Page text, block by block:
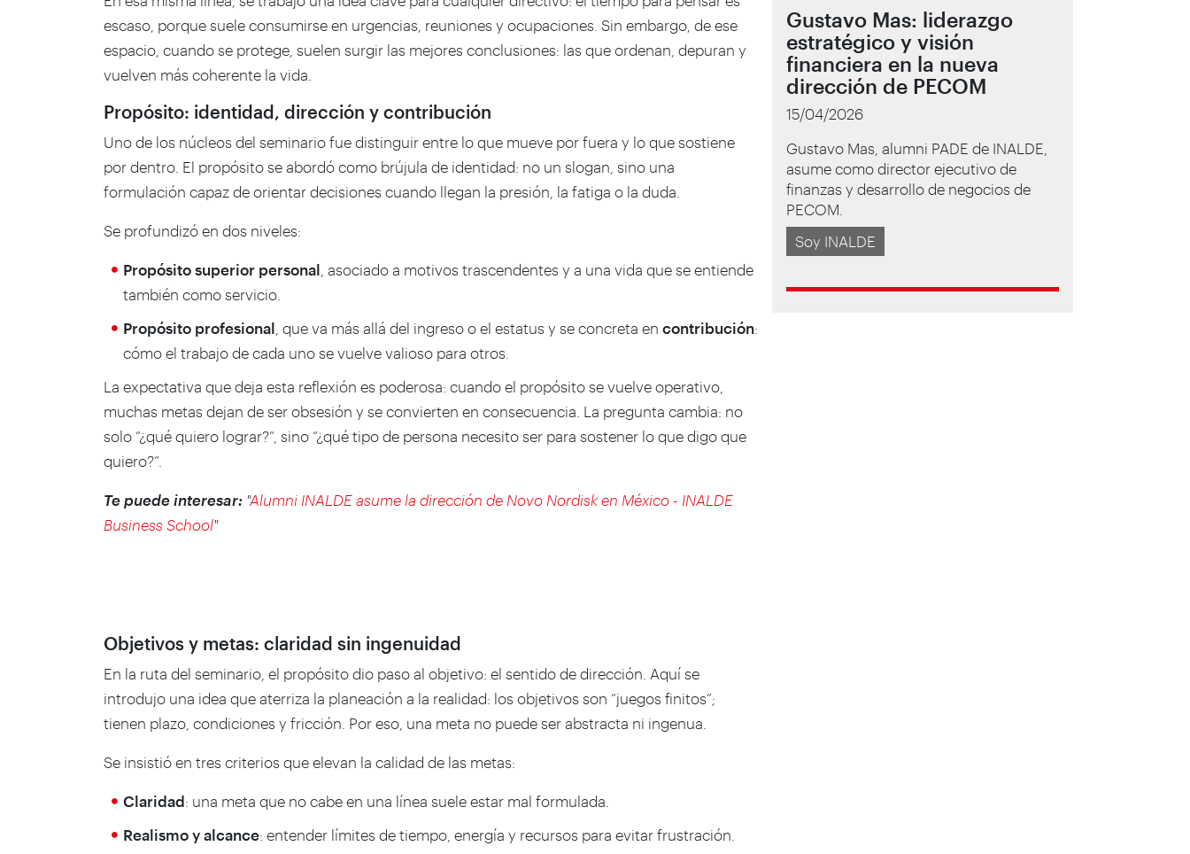
escaso, porque suele consumirse en urgencias, reuniones y ocupaciones. Sin embargo, de ese
espacio, cuando se protege, suelen surgir las mejores conclusiones: las que ordenan, depuran y
vuelven más coherente la vida.
Propósito: identidad, dirección y contribución
Uno de los núcleos del seminario fue distinguir entre lo que mueve por fuera y lo que sostiene
por dentro. El propósito se abordó como brújula de identidad: no un slogan, sino una
formulación capaz de orientar decisiones cuando llegan la presión, la fatiga o la duda.
Se profundizó en dos niveles:
Propósito superior personal , asociado a motivos trascendentes y a una vida que se entiende
también como servicio.
Propósito profesional , que va más allá del ingreso o el estatus y se concreta en contribución:
cómo el trabajo de cada uno se vuelve valioso para otros.
La expectativa que deja esta reflexión es poderosa: cuando el propósito se vuelve operativo,
muchas metas dejan de ser obsesión y se convierten en consecuencia. La pregunta cambia: no
solo “¿qué quiero lograr?”, sino “¿qué tipo de persona necesito ser para sostener lo que digo que
quiero?”.
Te puede interesar: "Alumni INALDE asume la dirección de Novo Nordisk en México - INALDE
Business School"
Objetivos y metas: claridad sin ingenuidad
En la ruta del seminario, el propósito dio paso al objetivo: el sentido de dirección. Aquí se
introdujo una idea que aterriza la planeación a la realidad: los objetivos son “juegos finitos”;
tienen plazo, condiciones y fricción. Por eso, una meta no puede ser abstracta ni ingenua.
Se insistió en tres criterios que elevan la calidad de las metas:
Claridad: una meta que no cabe en una línea suele estar mal formulada.
Realismo y alcance: entender límites de tiempo, energía y recursos para evitar frustración.
Gustavo Mas: liderazgo
estratégico y visión
financiera en la nueva
dirección de PECOM
15/04/2026
Gustavo Mas, alumni PADE de INALDE,
asume como director ejecutivo de
finanzas y desarrollo de negocios de
PECOM.
Soy INALDE